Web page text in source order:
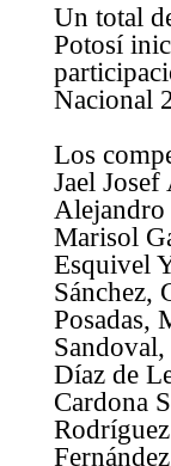
Un total
Potosí
Nacional
Los
Jael
Alejandro
Marisol
Esquivel
Sánchez,
Posadas,
Díaz de
Cardona